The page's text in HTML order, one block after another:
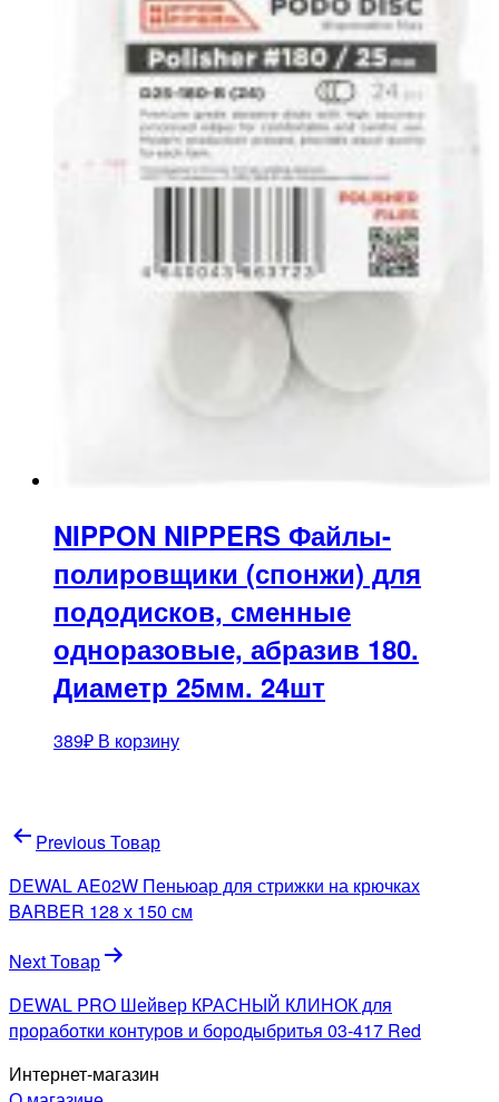
NIPPON NIPPERS Файлы-
полировщики (спонжи) для
пододисков, сменные
одноразовые, абразив 180.
Диаметр 25мм. 24шт
389₽ В корзину
Навигация
по
записям
Previous Товар
DEWAL AE02W Пеньюар для стрижки на крючках
BARBER 128 х 150 см
Next Товар
DEWAL PRO Шейвер КРАСНЫЙ КЛИНОК для
проработки контуров и бородыбритья 03-417 Red
Интернет-магазин